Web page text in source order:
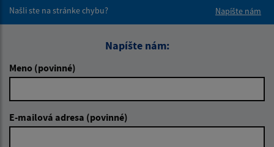
Našli ste na stránke chybu?
Napíšte nám
Napíšte nám:
Meno (povinné)
E-mailová adresa (povinné)